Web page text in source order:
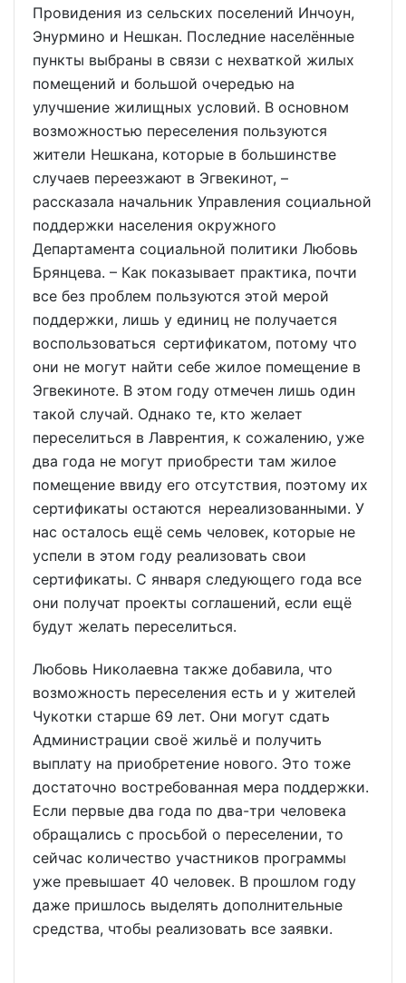
Провидения из сельских поселений Инчоун,
Энурмино и Нешкан. Последние населённые
пункты выбраны в связи с нехваткой жилых
помещений и большой очередью на
улучшение жилищных условий. В основном
возможностью переселения пользуются
жители Нешкана, которые в большинстве
случаев переезжают в Эгвекинот, –
рассказала начальник Управления социальной
поддержки населения окружного
Департамента социальной политики Любовь
Брянцева. – Как показывает практика, почти
все без проблем пользуются этой мерой
поддержки, лишь у единиц не получается
воспользоваться сертификатом, потому что
они не могут найти себе жилое помещение в
Эгвекиноте. В этом году отмечен лишь один
такой случай. Однако те, кто желает
переселиться в Лаврентия, к сожалению, уже
два года не могут приобрести там жилое
помещение ввиду его отсутствия, поэтому их
сертификаты остаются нереализованными. У
нас осталось ещё семь человек, которые не
успели в этом году реализовать свои
сертификаты. С января следующего года все
они получат проекты соглашений, если ещё
будут желать переселиться.
Любовь Николаевна также добавила, что
возможность переселения есть и у жителей
Чукотки старше 69 лет. Они могут сдать
Администрации своё жильё и получить
выплату на приобретение нового. Это тоже
достаточно востребованная мера поддержки.
Если первые два года по два-три человека
обращались с просьбой о переселении, то
сейчас количество участников программы
уже превышает 40 человек. В прошлом году
даже пришлось выделять дополнительные
средства, чтобы реализовать все заявки.